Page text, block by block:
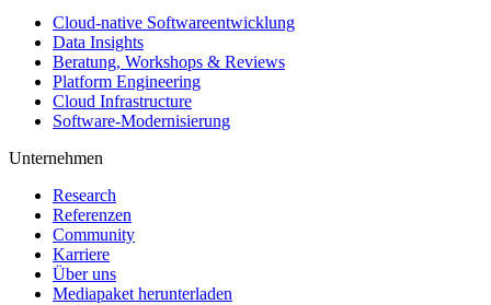
Cloud-native Softwareentwicklung
Data Insights
Beratung, Workshops & Reviews
Platform Engineering
Cloud Infrastructure
Software-Modernisierung
Unternehmen
Research
Referenzen
Community
Karriere
Über uns
Mediapaket herunterladen